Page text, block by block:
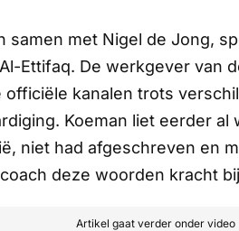
samen met Nigel de Jong,
Ettifaq. De werkgever van
kanalen trots
Koeman liet eerder al
niet had afgeschreven en
deze woorden kracht
Artikel gaat verder onder video